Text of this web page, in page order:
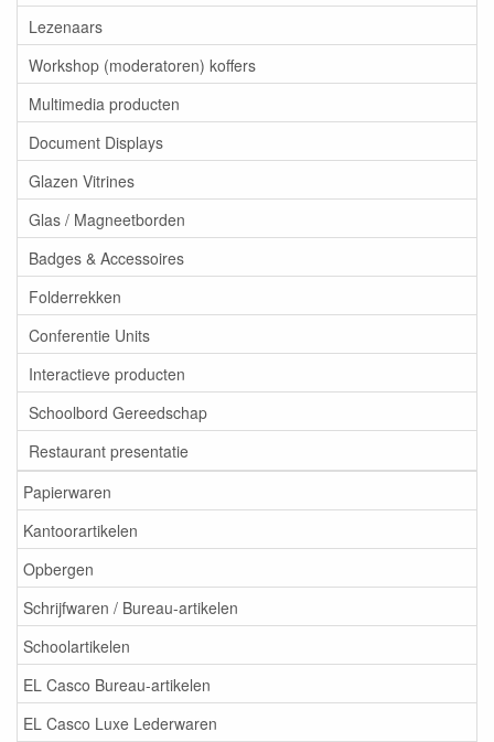
Lezenaars
Workshop (moderatoren) koffers
Multimedia producten
Document Displays
Glazen Vitrines
Glas / Magneetborden
Badges & Accessoires
Folderrekken
Conferentie Units
Interactieve producten
Schoolbord Gereedschap
Restaurant presentatie
Papierwaren
Kantoorartikelen
Opbergen
Schrijfwaren / Bureau-artikelen
Schoolartikelen
EL Casco Bureau-artikelen
EL Casco Luxe Lederwaren